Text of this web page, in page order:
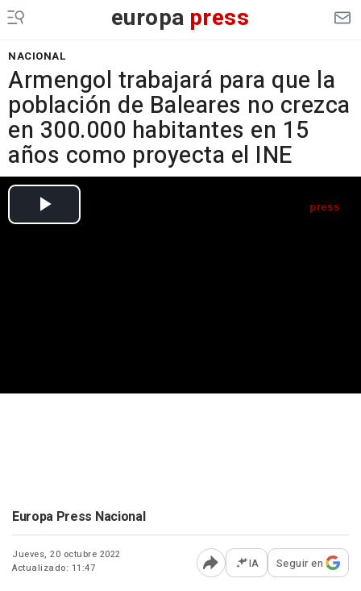
europa press
NACIONAL
Armengol trabajará para que la
población de Baleares no crezca
en 300.000 habitantes en 15
años como proyecta el INE
Europa Press Nacional
Jueves, 20 octubre 2022
Actualizado: 11:47
Abrir opciones para
IA Seguir en